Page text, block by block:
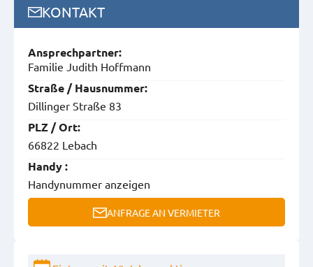
KONTAKT
Ansprech­partner:
Familie Judith Hoffmann
Straße / Hausnummer:
Dillinger Straße 83
PLZ / Ort:
66822 Lebach
Handy :
Handynummer anzeigen
ANFRAGE AN VERMIETER